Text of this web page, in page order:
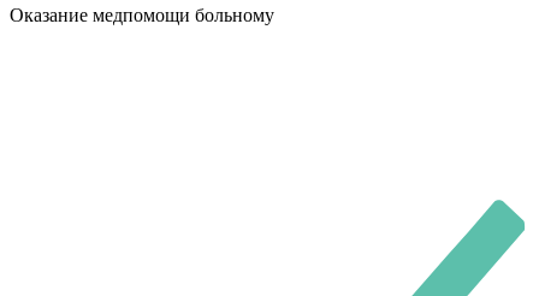
Оказание медпомощи больному